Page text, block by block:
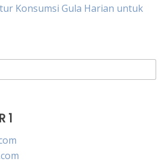
Konsumsi Gula Harian untuk
1